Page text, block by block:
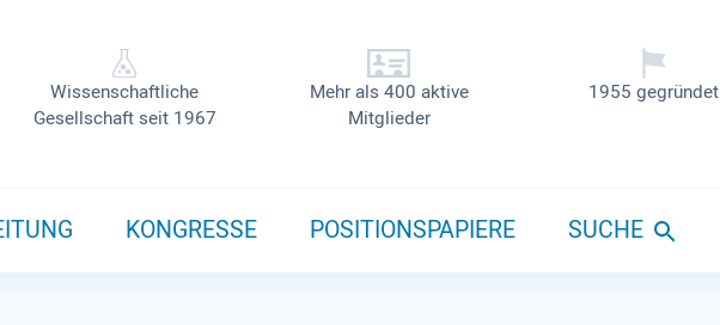
Wissenschaftliche
Gesellschaft seit 1967
Mehr als 400 aktive
Mitglieder
1955 gegründet
KONGRESSE POSITIONSPAPIERE SUCHE